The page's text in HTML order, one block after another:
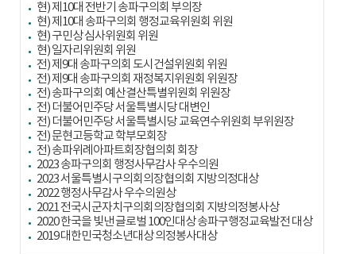
현) 제10대 전반기 송파구의회 부의장
현) 제10대 송파구의회 행정교육위원회 위원
현) 구민상 심사위원회 위원
현) 일자리위원회 위원
전) 제9대 송파구의회 도시건설위원회 위원
전) 제9대 송파구의회 재정복지위원회 위원장
전) 송파구의회 예산결산특별위원회 위원장
전) 더불어민주당 서울특별시당 대변인
전) 더불어민주당 서울특별시당 교육연수위원회 부위원장
전) 문현고등학교 학부모회장
전) 송파위례아파트회장협의회 회장
2023 송파구의회 행정사무감사 우수의원
2023 서울특별시구의회의장협의회 지방의정대상
2022 행정사무감사 우수의원상
2021 전국시군자치구의회의장협의회 지방의정봉사상
2020 한국을 빛낸 글로벌 100인대상 송파구행정교육발전 대상
2019 대한민국청소년대상 의정봉사대상